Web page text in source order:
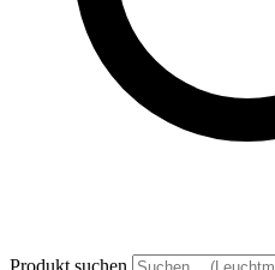
Produkt suchen